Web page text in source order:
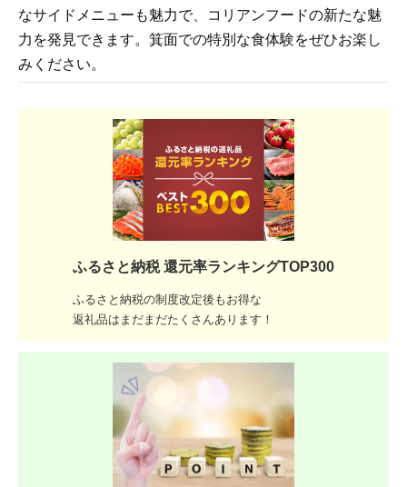
なサイドメニューも魅力で、コリアンフードの新たな魅
力を発見できます。箕面での特別な食体験をぜひお楽し
みください。
ふるさと納税 還元率ランキングTOP300
ふるさと納税の制度改定後もお得な
返礼品はまだまだたくさんあります！